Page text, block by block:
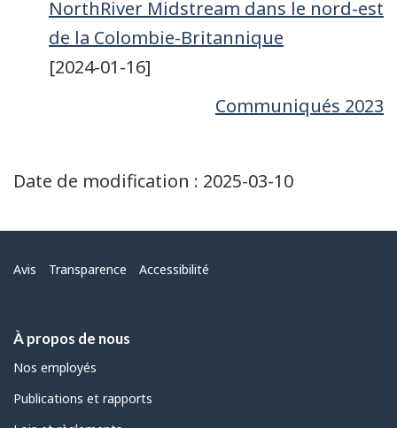
NorthRiver Midstream dans le nord-est
de la Colombie-Britannique
[2024-01-16]
Communiqués 2023
Date de modification : 2025-03-10
Menu
Avis Transparence Accessibilité
À propos de nous
Nos employés
Publications et rapports